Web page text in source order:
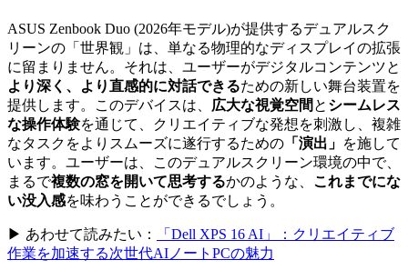
ASUS Zenbook Duo (2026年モデル)が提供するデュアルスク
リーンの「世界観」は、単なる物理的なディスプレイの拡張
に留まりません。それは、ユーザーがデジタルコンテンツと
より深く、より直感的に対話できるための新しい舞台装置を
提供します。このデバイスは、 広大な視覚空間 と シームレス
な操作体験を通じて、クリエイティブな発想を刺激し、複雑
なタスクをよりスムーズに遂行するための 「演出」 を施して
います。ユーザーは、このデュアルスクリーン環境の中で、
まるで複数の窓を開いて思考するかのような、 これまでにな
い没入感を味わうことができるでしょう。
▶ あわせて読みたい：
「Dell XPS 16 AI」：クリエイティブ
作業を加速する次世代AIノートPCの魅力